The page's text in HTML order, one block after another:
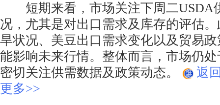
短期来看，市场关注下周二USDA
况，尤其是对出口需求及库存的评估
旱状况、美豆出口需求变化以及贸易
能影响未来行情。整体而言，市场仍
密切关注供需数据及政策动态。
返
更多>>